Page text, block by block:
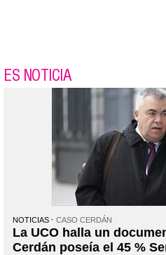
ES NOTICIA
NOTICIAS CASO CERDÁN
La UCO halla un
Cerdán poseía el 45 %